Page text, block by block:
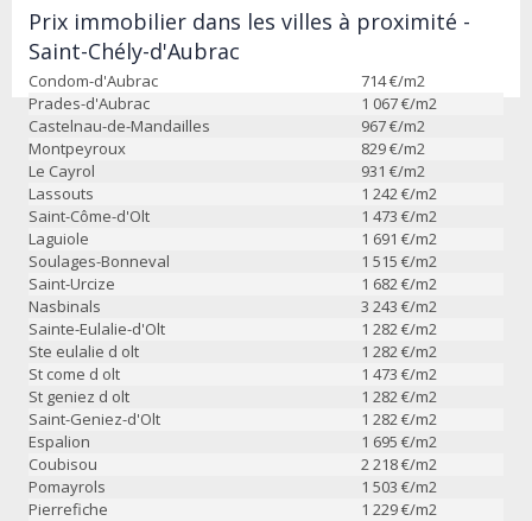
Prix immobilier dans les villes à proximité -
Saint-Chély-d'Aubrac
Condom-d'Aubrac 714€/m2
Prades-d'Aubrac
1 067€/m2
Castelnau-de-Mandailles
967€/m2
Montpeyroux
829€/m2
Le Cayrol
931 €/m2
Lassouts
1 242 €/m2
Saint-Côme-d'Olt
1 473 €/m2
Laguiole
1 691 €/m2
Soulages-Bonneval
1 515 €/m2
Saint-Urcize
1 682 €/m2
Nasbinals
3 243 €/m2
Sainte-Eulalie-d'Olt
1 282 €/m2
Ste eulalie d olt
1 282 €/m2
St come d olt
1 473 €/m2
St geniez d olt
1 282 €/m2
Saint-Geniez-d'Olt
1 282 €/m2
Espalion
1 695 €/m2
Coubisou
2 218€/m2
Pomayrols
1 503 €/m2
Pierrefiche
1 229€/m2